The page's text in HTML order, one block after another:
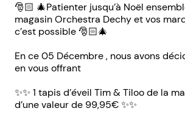
🎅🏻 🎄Patienter jusqu’à Noël
magasin Orchestra Dechy et vos
c’est possible 🎅🏻🎄
En ce 05 Décembre , nous avons
en vous offrant
✨✨ 1 tapis d’éveil Tim & Tiloo de la
d’une valeur de 99,95€ ✨✨